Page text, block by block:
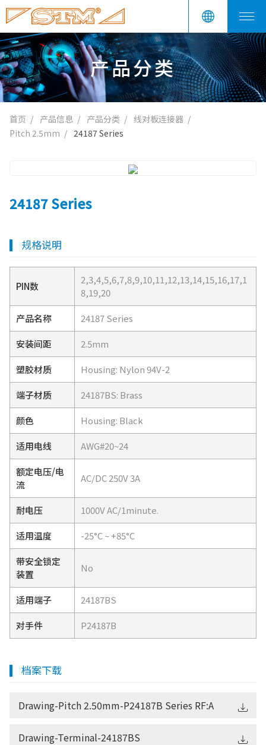
产品分类
首页 产品信息 产品分类
线对板连接器
Pitch 2.5mm
24187 Series
24187 Series
规格说明
PIN数
2,3,4,5,6,7,8,9,10,11,12,13,14,15,16,17,1
8,19,20
产品名称 24187 Series
安装间距 2.5mm
塑胶材质 Housing: Nylon 94V-2
端子材质 24187BS: Brass
颜色 Housing: Black
适用电线 AWG#20~24
额定电压/电
流
AC/DC 250V 3A
耐电压 1000V AC/1minute.
适用温度 -25°C ~ +85°C
带安全锁定
装置
No
适用端子 24187BS
对手件 P24187B
档案下载
Drawing-Pitch 2.50mm-P24187B Series RF:A
Drawing-Terminal-24187BS